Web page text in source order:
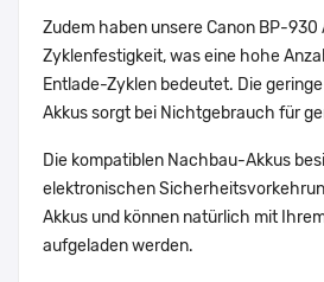
Zudem haben unsere Canon BP-
Zyklenfestigkeit, was eine hohe
Entlade-Zyklen bedeutet. Die
Akkus sorgt bei Nichtgebrauch für
Die kompatiblen Nachbau-Akkus
elektronischen
Akkus und können natürlich mit
aufgeladen werden.